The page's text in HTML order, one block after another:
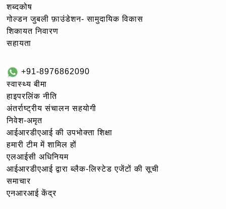
शब्दकोष
गोल्‍डन जुबली फ़ाउंडेशन- सामुदायिक विकास
शिकायत निवारण
सहायता
+91-8976862090
स्वास्थ्य बीमा
हाइपरलिंक नीति
अंतर्राष्ट्रीय संचालन सहयोगी
निवेश-अमृत
आईआरडीएआई की उपभोक्ता शिक्षा
हमारी टीम में शामिल हों
एलआईसी अधिनियम
आईआरडीएआई द्वारा ब्लैक-लिस्टेड एजेंटों की सूची
समाचार
एनआरआई केंद्र